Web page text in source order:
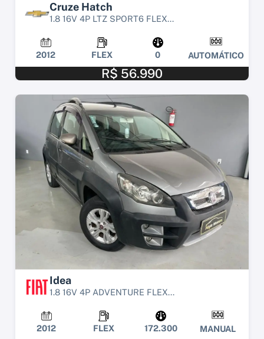
Cruze Hatch
1.8 16V 4P LTZ SPORT6 FLEX...
2012 FLEX 0 AUTOMÁTICO
R$ 56.990
Idea
1.8 16V 4P ADVENTURE FLEX...
2012 FLEX 172.300 MANUAL